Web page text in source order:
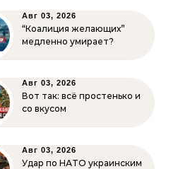
Авг 03, 2026
“Коалиция желающих”
медленно умирает?
Авг 03, 2026
Вот так: всё простенько и
со вкусом
Авг 03, 2026
Удар по НАТО украинским